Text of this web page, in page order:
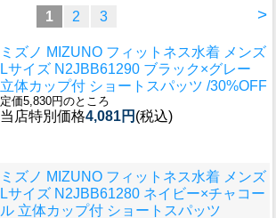
>
1 2 3
ミズノ MIZUNO フィットネス水着 メンズ
Lサイズ N2JBB61290 ブラック×グレー
立体カップ付 ショートスパッツ /30%OFF
定価5,830円のところ
当店特別価格4,081円 (税込)
ミズノ MIZUNO フィットネス水着 メンズ
Lサイズ N2JBB61280 ネイビー×チャコー
ル 立体カップ付 ショートスパッツ